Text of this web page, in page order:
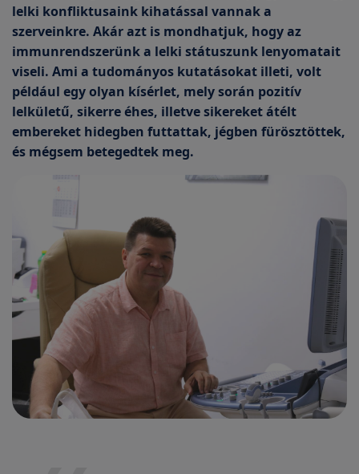
lelki konfliktusaink kihatással vannak a
szerveinkre. Akár azt is mondhatjuk, hogy az
immunrendszerünk a lelki státuszunk lenyomatait
viseli. Ami a tudományos kutatásokat illeti, volt
például egy olyan kísérlet, mely során pozitív
lelkületű, sikerre éhes, illetve sikereket átélt
embereket hidegben futtattak, jégben fürösztöttek,
és mégsem betegedtek meg.